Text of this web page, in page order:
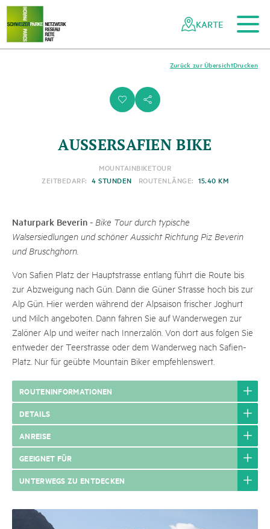
Navigieren
Netzwerk
Schweizer
Schnellnavigation
Zum Hauptinhalt
Zur mobilen Navigation
Zur Suche
Zum Fussbereich
Zur Sitemap
KARTE
i s
Drucken
Zurück zur Übersicht
AUSSERSAFIEN BIKE
MOUNTAINBIKETOUR
ZEITBEDARF: 4 STUNDEN ROUTENLÄNGE: 15.40 KM
Naturpark Beverin - Bike Tour durch typische
Walsersiedlungen und schöner Aussicht Richtung Piz Beverin
und Bruschghorn.
Von Safien Platz der Hauptstrasse entlang führt die Route bis
zur Abzweigung nach Gün. Dann die Güner Strasse hoch bis zur
Alp Gün. Hier werden während der Alpsaison frischer Joghurt
und Milch angeboten. Dann fahren Sie auf Wanderwegen zur
Zalöner Alp und weiter nach Innerzalön. Von dort aus folgen Sie
entweder der Teerstrasse oder dem Wanderweg nach Safien-
Platz. Nur für geübte Mountain Biker empfehlenswert.
ROUTENINFORMATIONEN
DETAILS
ANREISE
GEEIGNET FÜR
UNTERWEGS ZU ENTDECKEN